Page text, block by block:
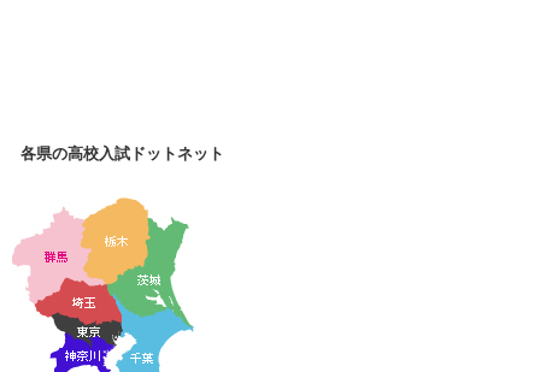
各県の高校入試ドットネット